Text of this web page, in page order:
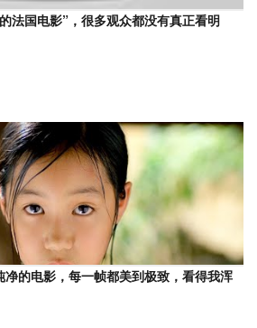
法国电影”，很多观众都没有真正看明
净的电影，每一帧都美到极致，看得我浑